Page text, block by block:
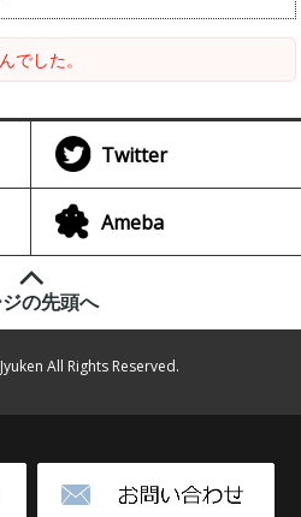
でした。
Twitter
Ameba
の先頭へ
All Rights Reserved.